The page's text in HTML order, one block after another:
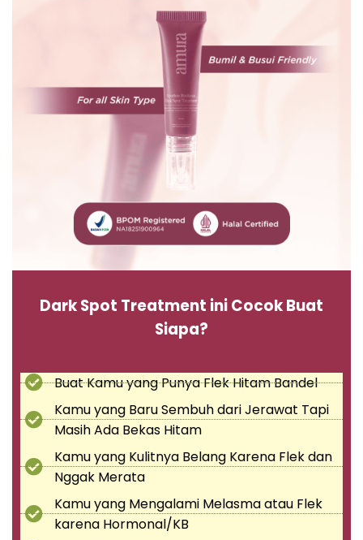
Dark Spot Treatment ini Cocok Buat
Siapa?
Buat Kamu yang Punya Flek Hitam Bandel
Kamu yang Baru Sembuh dari Jerawat Tapi
Masih Ada Bekas Hitam
Kamu yang Kulitnya Belang Karena Flek dan
Nggak Merata
Kamu yang Mengalami Melasma atau Flek
karena Hormonal/KB